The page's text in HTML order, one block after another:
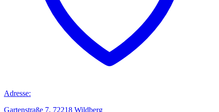
Adresse:
Gartenstraße 7, 72218 Wildberg